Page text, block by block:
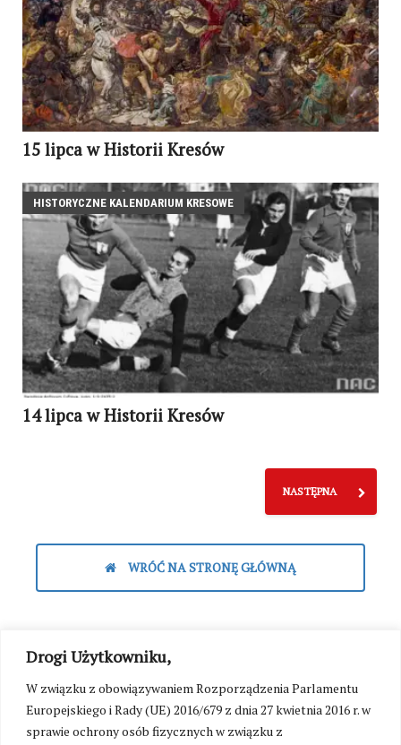
Drogi Użytkowniku,
W związku z obowiązywaniem Rozporządzenia Parlamentu
Europejskiego i Rady (UE) 2016/679 z dnia 27 kwietnia 2016 r. w
sprawie ochrony osób fizycznych w związku z
15 lipca w Historii Kresów
HISTORYCZNE KALENDARIUM KRESOWE
14 lipca w Historii Kresów
NASTĘPNA
WRÓĆ NA STRONĘ GŁÓWNĄ